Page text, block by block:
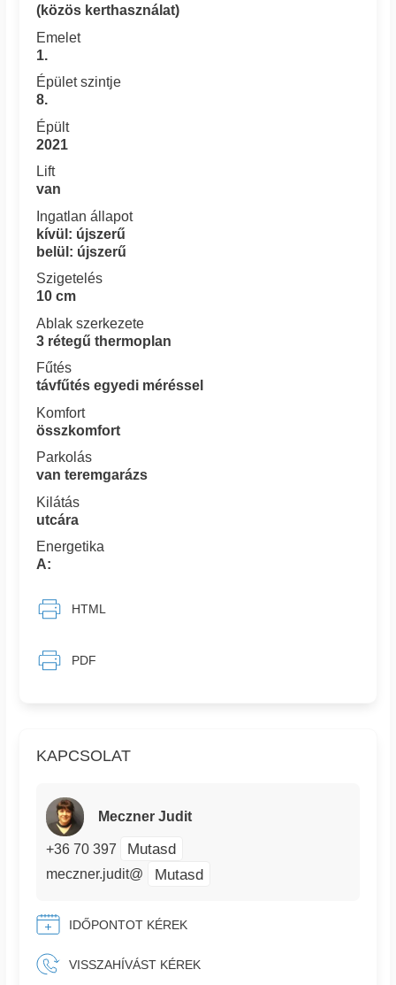
KAPCSOLAT
Meczner Judit
+36 70 397 Mutasd
meczner.judit@ Mutasd
IDŐPONTOT KÉREK
VISSZAHÍVÁST KÉREK
(közös kerthasználat)
Emelet
1.
Épület szintje
8.
Épült
2021
Lift
van
Ingatlan állapot
kívül: újszerű
belül: újszerű
Szigetelés
10 cm
Ablak szerkezete
3 rétegű thermoplan
Fűtés
távfűtés egyedi méréssel
Komfort
összkomfort
Parkolás
van teremgarázs
Kilátás
utcára
Energetika
A:
HTML
PDF